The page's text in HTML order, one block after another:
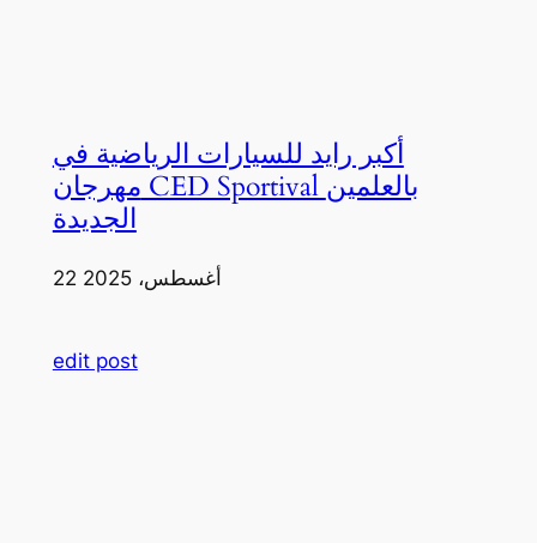
أكبر رايد للسيارات الرياضية في
مهرجان CED Sportival بالعلمين
الجديدة
22 أغسطس، 2025
edit post